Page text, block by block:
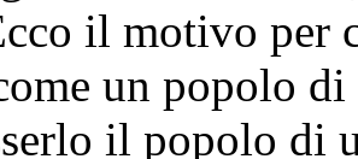
il motivo per
un popolo
il popolo di